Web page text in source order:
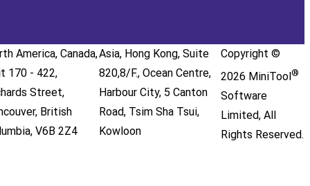
America, Canada,
170 - 422,
Street,
British
V6B 2Z4
Asia, Hong Kong, Suite
820,8/F., Ocean Centre,
Harbour City, 5 Canton
Road, Tsim Sha Tsui,
Kowloon
Copyright ©
2026 MiniTool®
Software
Limited,All
Rights Reserved.